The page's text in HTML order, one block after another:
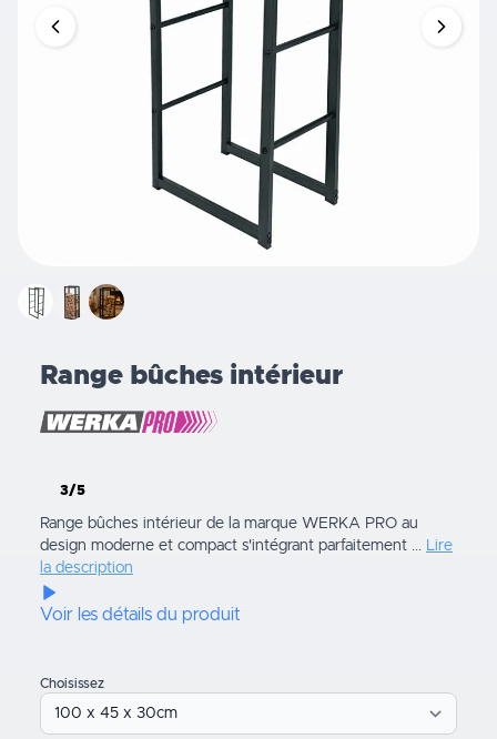
Range bûches intérieur
3/5
Range bûches intérieur de la marque WERKA PRO au
design moderne et compact s'intégrant parfaitement ... Lire
la description
Voir les détails du produit
Choisissez